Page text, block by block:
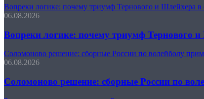
Вопреки логике: почему триумф Тернового и Шлейхера
06.08.2026
Вопреки логике: почему триумф Тернового
Соломоново решение: сборные России по волейболу
06.08.2026
Соломоново решение: сборные России по